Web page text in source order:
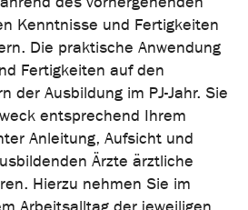
Kenntnisse und Fertigkeiten
Die praktische Anwendung
Fertigkeiten auf den
der Ausbildung im PJ-Jahr. Sie
entsprechend Ihrem
Anleitung, Aufsicht und
Ärzte ärztliche
Hierzu nehmen Sie im